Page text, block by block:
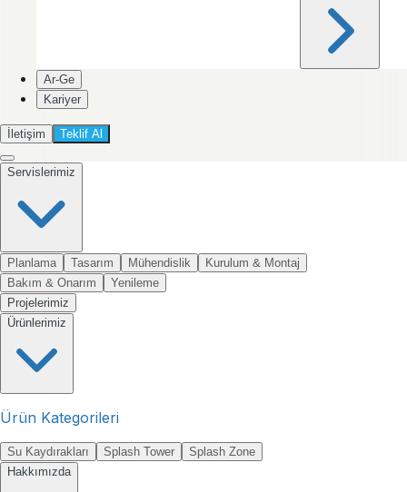
Ar-Ge
Kariyer
İletişim Teklif Al
Servislerimiz
Planlama Tasarım Mühendislik
Kurulum & Montaj
Bakım & Onarım
Yenileme
Projelerimiz
Ürünlerimiz
Ürün Kategorileri
Su Kaydırakları Splash Tower
Splash Zone
Hakkımızda